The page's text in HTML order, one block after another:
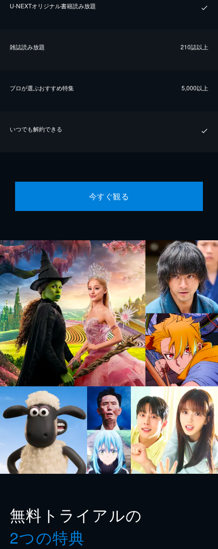
U-NEXTオリジナル書籍読み放題
雑誌読み放題 210誌以上
プロが選ぶおすすめ特集 5,000以上
いつでも解約できる
今すぐ観る
無料トライアルの
2つの特典